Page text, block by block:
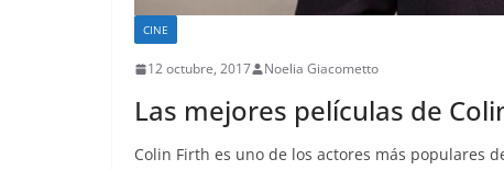
CINE
12 octubre, 2017 Noelia Giacometto
Las mejores películas de
Colin Firth es uno de los actores más populares